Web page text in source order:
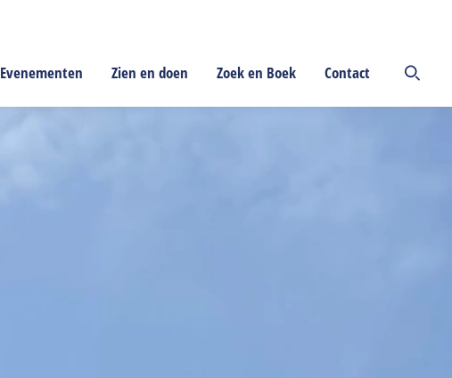
Evenementen Zien en doen Zoek en Boek Contact